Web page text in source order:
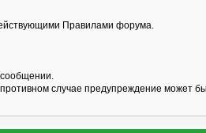
Правилами форума.
сообщении.
случае предупреждение может